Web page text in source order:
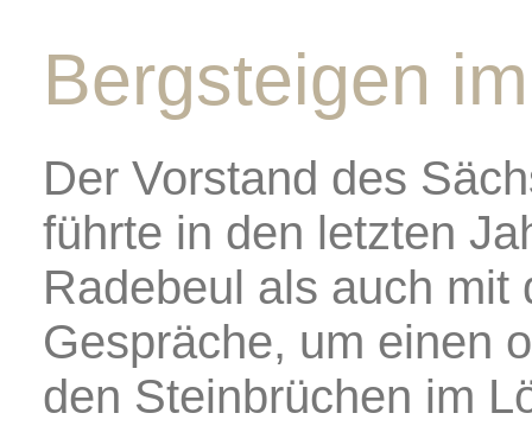
Bergsteigen
Der Vorstand des
führte in den letzten
Radebeul als auch
Gespräche, um einen
den Steinbrüchen im